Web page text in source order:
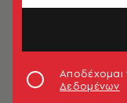
Αποδέχομαι
Δεδομένων